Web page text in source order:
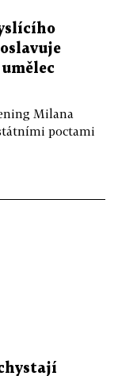
Milana
poctami